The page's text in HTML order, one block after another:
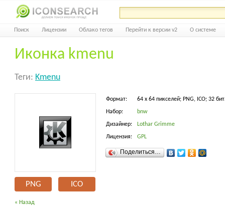
Поиск Лицензии Облако тегов Перейти к версии v2 О системе
Иконка kmenu
Теги: Kmenu
PNG ICO
Формат: 64 x 64 пикселей; PNG, ICO; 32
Набор: bnw
Дизайнер: Lothar Grimme
Лицензия: GPL
Поделиться…
« Назад